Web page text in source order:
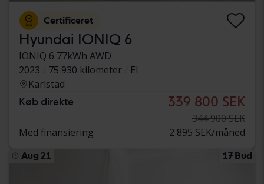
Certificeret
Hyundai IONIQ 6
IONIQ 6 77kWh AWD
2023
75 930 kilometer
El
Karlstad
Køb direkte 339 800 SEK
344 900 SEK
Med finansiering
2 895 SEK/måned
Aug 21 17 Bud